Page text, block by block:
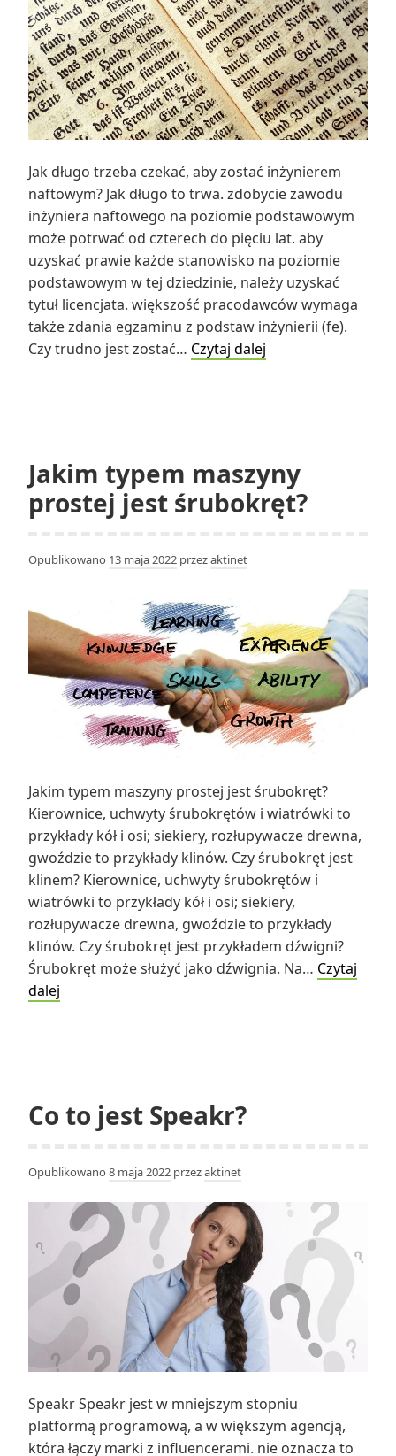
Jak długo trzeba czekać, aby zostać inżynierem
naftowym? Jak długo to trwa. zdobycie zawodu
inżyniera naftowego na poziomie podstawowym
może potrwać od czterech do pięciu lat. aby
uzyskać prawie każde stanowisko na poziomie
podstawowym w tej dziedzinie, należy uzyskać
tytuł licencjata. większość pracodawców wymaga
także zdania egzaminu z podstaw inżynierii (fe).
Czy trudno jest zostać… Czytaj dalej
inżynierem
naftowym?
Jakim typem maszyny
prostej jest śrubokręt?
Opublikowano 13 maja 2022 przezaktinet
Jakim typem maszyny prostej jest śrubokręt?
Kierownice, uchwyty śrubokrętów i wiatrówki to
przykłady kół i osi; siekiery, rozłupywacze drewna,
gwoździe to przykłady klinów. Czy śrubokręt jest
klinem? Kierownice, uchwyty śrubokrętów i
wiatrówki to przykłady kół i osi; siekiery,
rozłupywacze drewna, gwoździe to przykłady
klinów. Czy śrubokręt jest przykładem dźwigni?
Śrubokręt może służyć jako dźwignia. Na… Czytaj
dalej
Co to jest Speakr?
Opublikowano 8 maja 2022 przezaktinet
Speakr Speakr jest w mniejszym stopniu
platformą programową, a w większym agencją,
która łączy marki z influencerami. nie oznacza to